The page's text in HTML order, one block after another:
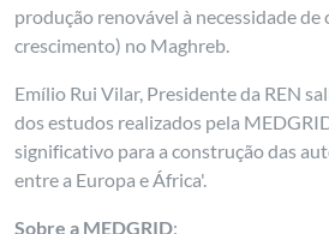
produção renovável à necessidade de
crescimento) no Maghreb.
Emílio Rui Vilar, Presidente da REN
dos estudos realizados pela
significativo para a construção das
entre a Europa e África'.
Sobre a MEDGRID: